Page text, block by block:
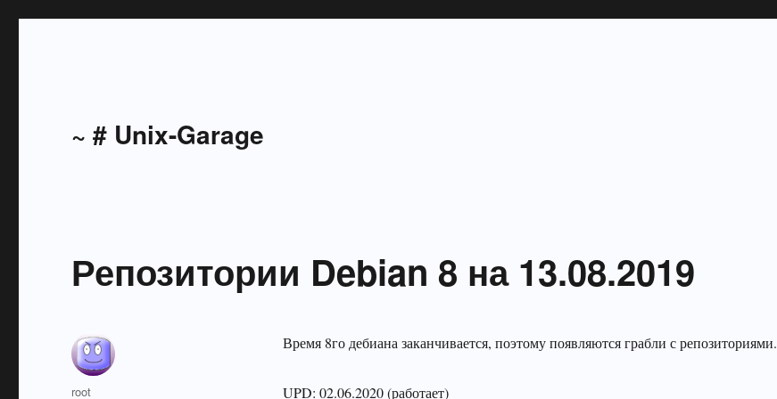
~ # Unix-Garage
Репозитории Debian 8 на 13.08.2019
Время 8го дебиана заканчивается, поэтому появляются грабли с репозиториями.
UPD: 02.06.2020 (работает)
Автор
root